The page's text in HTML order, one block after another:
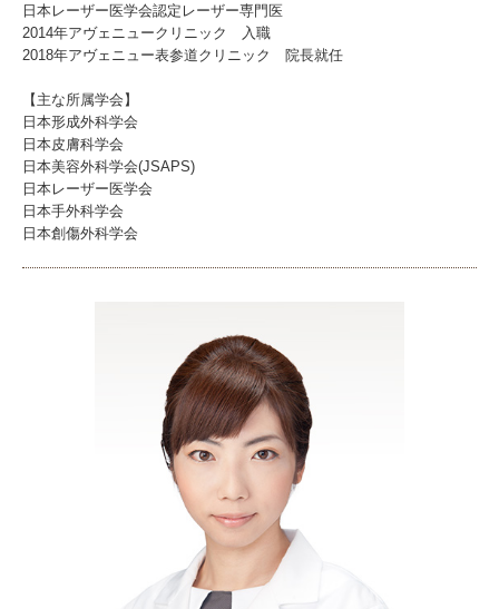
日本レーザー医学会認定レーザー専門医
2014年アヴェニュークリニック 入職
2018年アヴェニュー表参道クリニック 院長就任
【主な所属学会】
日本形成外科学会
日本皮膚科学会
日本美容外科学会(JSAPS)
日本レーザー医学会
日本手外科学会
日本創傷外科学会